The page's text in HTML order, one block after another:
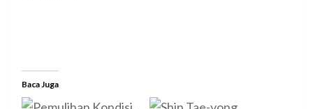
Baca Juga